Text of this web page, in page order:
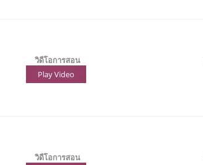
วิดีโอการสอน
Play Video
วิดีโอการสอน